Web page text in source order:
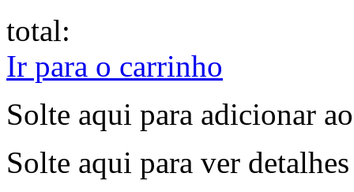
total:
Ir para o carrinho
Solte aqui para adicionar
Solte aqui para ver